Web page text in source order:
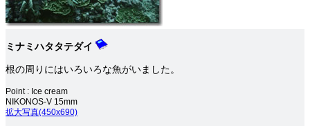
ミナミハタタテダイ
根の周りにはいろいろな魚がいました。
Point : Ice cream
NIKONOS-V 15mm
拡大写真(450x690)